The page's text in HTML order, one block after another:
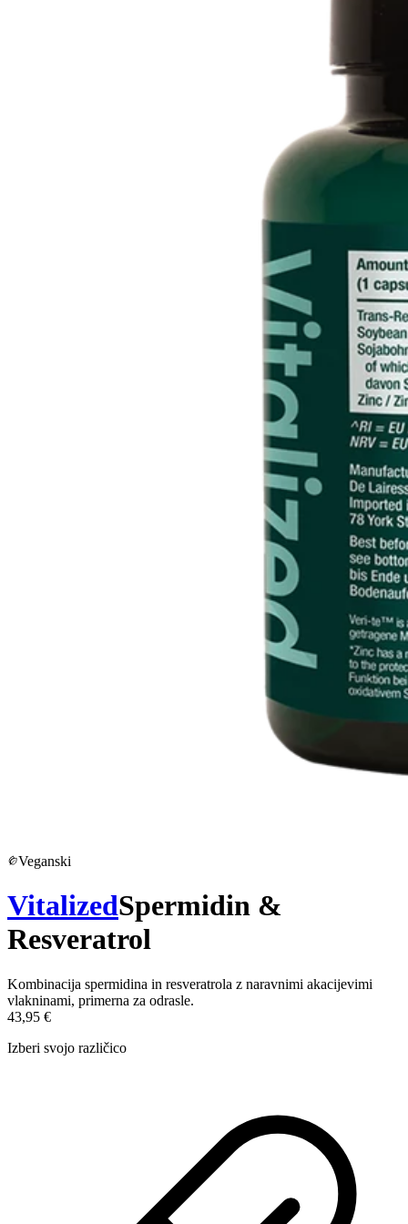
Veganski
VitalizedSpermidin &
Resveratrol
Kombinacija spermidina in resveratrola z naravnimi akacijevimi
vlakninami, primerna za odrasle.
43,95 €
Izberi svojo različico